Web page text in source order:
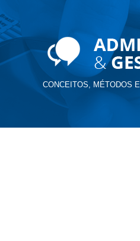
CONCEITOS, MÉTODOS